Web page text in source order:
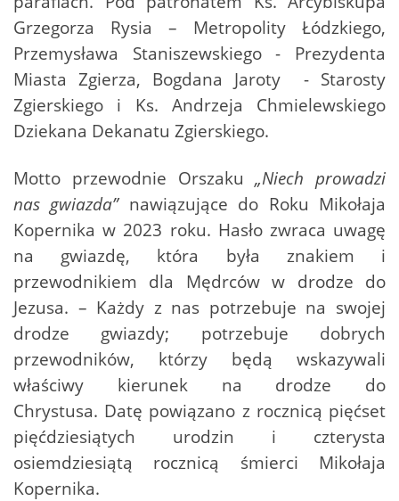
Grzegorza Rysia – Metropolity Łódzkiego,
Przemysława Staniszewskiego - Prezydenta
Miasta Zgierza, Bogdana Jaroty - Starosty
Zgierskiego i Ks. Andrzeja Chmielewskiego
Dziekana Dekanatu Zgierskiego.
Motto przewodnie Orszaku„Niech prowadzi
nas gwiazda”nawiązujące do Roku Mikołaja
Kopernika w 2023 roku. Hasło zwraca uwagę
na gwiazdę, która była znakiem i
przewodnikiem dla Mędrców w drodze do
Jezusa. – Każdy z nas potrzebuje na swojej
drodze gwiazdy; potrzebuje dobrych
przewodników, którzy będą wskazywali
właściwy kierunek na drodze do
Chrystusa. Datę powiązano z rocznicą pięćset
pięćdziesiątych urodzin i czterysta
osiemdziesiątą rocznicą śmierci Mikołaja
Kopernika.